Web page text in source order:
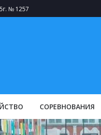
№ 1257
СОРЕВНОВАНИЯ